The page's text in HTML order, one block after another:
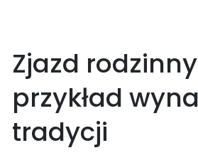
Zjazd
przykład
tradycji